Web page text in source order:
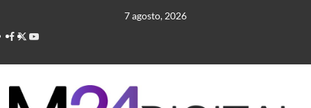
contenido
7 agosto, 2026